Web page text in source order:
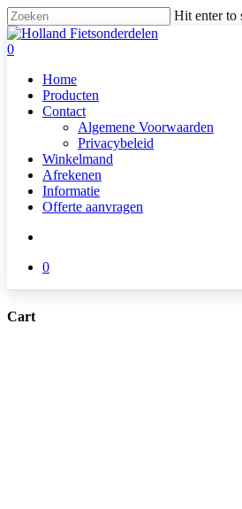
Skip
to
main
Hit enter to
Close
Search
search
0
Home
Producten
Contact
Algemene Voorwaarden
Privacybeleid
Winkelmand
Afrekenen
Informatie
Offerte aanvragen
0
Cart